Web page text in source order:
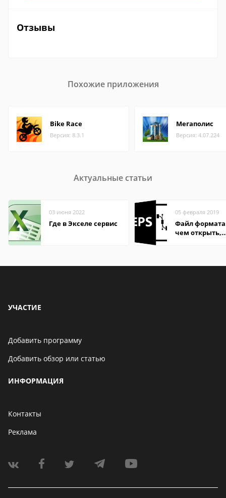
Отзывы
Похожие приложения
Bike Race
Версия: 8.3.1
Мегаполис
Версия: 4.07.224
Актуальные статьи
03 июня 2022
Где в Экселе сервис
05 февраля 2019
Файл формата
чем открыть,
УЧАСТИЕ
Добавить программу
Добавить обзор или статью
ИНФОРМАЦИЯ
Контакты
Реклама